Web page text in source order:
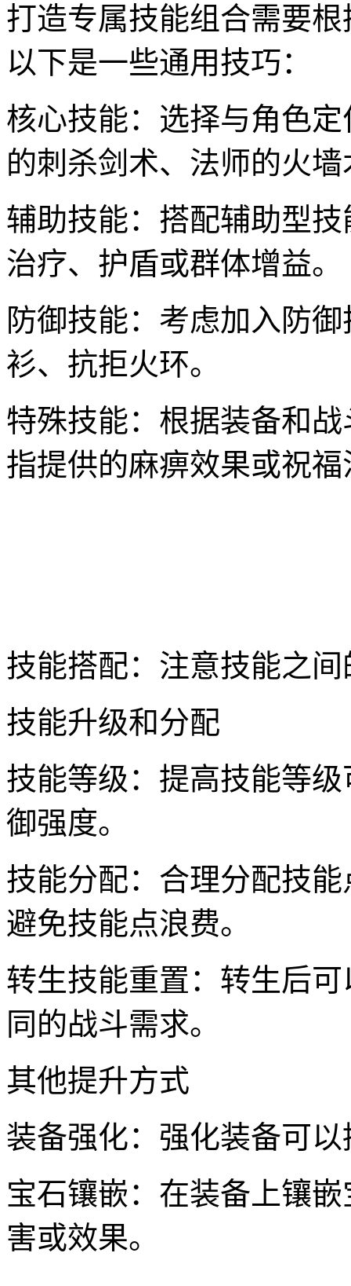
打造专属技能组合需要
以下是一些通用技巧：
核心技能：选择与角色
的刺杀剑术、法师的火墙
辅助技能：搭配辅助型
治疗、护盾或群体增益。
防御技能：考虑加入防
衫、抗拒火环。
特殊技能：根据装备和
指提供的麻痹效果或祝
技能搭配：注意技能之
技能升级和分配
技能等级：提高技能等
御强度。
技能分配：合理分配技
避免技能点浪费。
转生技能重置：转生后
同的战斗需求。
其他提升方式
装备强化：强化装备可
宝石镶嵌：在装备上镶
害或效果。